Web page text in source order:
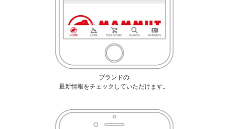
ブランドの
最新情報をチェックしていただけます。